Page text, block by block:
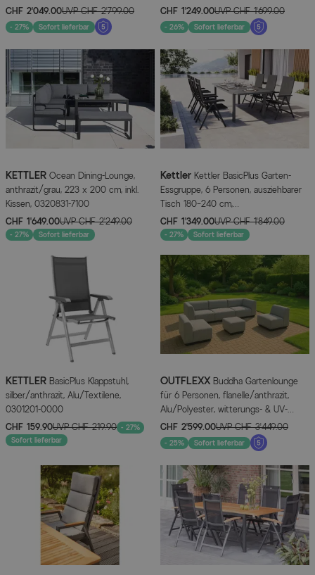
anthrazit/Rope
CHF 2’049.00UVPCHF 2’799.00
- 27% Sofort lieferbar
CHF 1’249.00UVPCHF 1’699.00
- 26% Sofort lieferbar
KETTLER Ocean Dining-Lounge,
anthrazit/grau, 223 x 200 cm, inkl.
Kissen, 0320831-7100
CHF 1’649.00UVPCHF 2’249.00
- 27% Sofort lieferbar
Kettler
Essgruppe, 6 Personen, ausziehbarer
Tisch 180–240 cm,
Aluminium/Textilene
CHF 1’349.00UVPCHF 1’849.00
- 27% Sofort lieferbar
KETTLER BasicPlus Klappstuhl,
silber/anthrazit, Alu/Textilene,
0301201-0000
CHF 159.90UVPCHF 219.90 - 27%
Sofort lieferbar
OUTFLEXX Buddha Gartenlounge
für 6 Personen, flanelle/anthrazit,
Alu/Polyester, witterungs- & UV-
beständig
CHF 2’599.00UVPCHF 3’449.00
- 25% Sofort lieferbar